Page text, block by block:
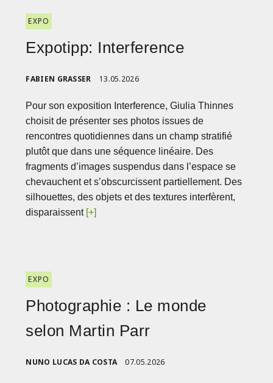
EXPO
Expotipp: Interference
FABIEN GRASSER 13.05.2026
Pour son exposition Interference, Giulia Thinnes
choisit de présenter ses photos issues de
rencontres quotidiennes dans un champ stratifié
plutôt que dans une séquence linéaire. Des
fragments d’images suspendus dans l’espace se
chevauchent et s’obscurcissent partiellement. Des
silhouettes, des objets et des textures interfèrent,
disparaissent [+]
EXPO
Photographie : Le monde
selon Martin Parr
NUNO LUCAS DA COSTA 07.05.2026